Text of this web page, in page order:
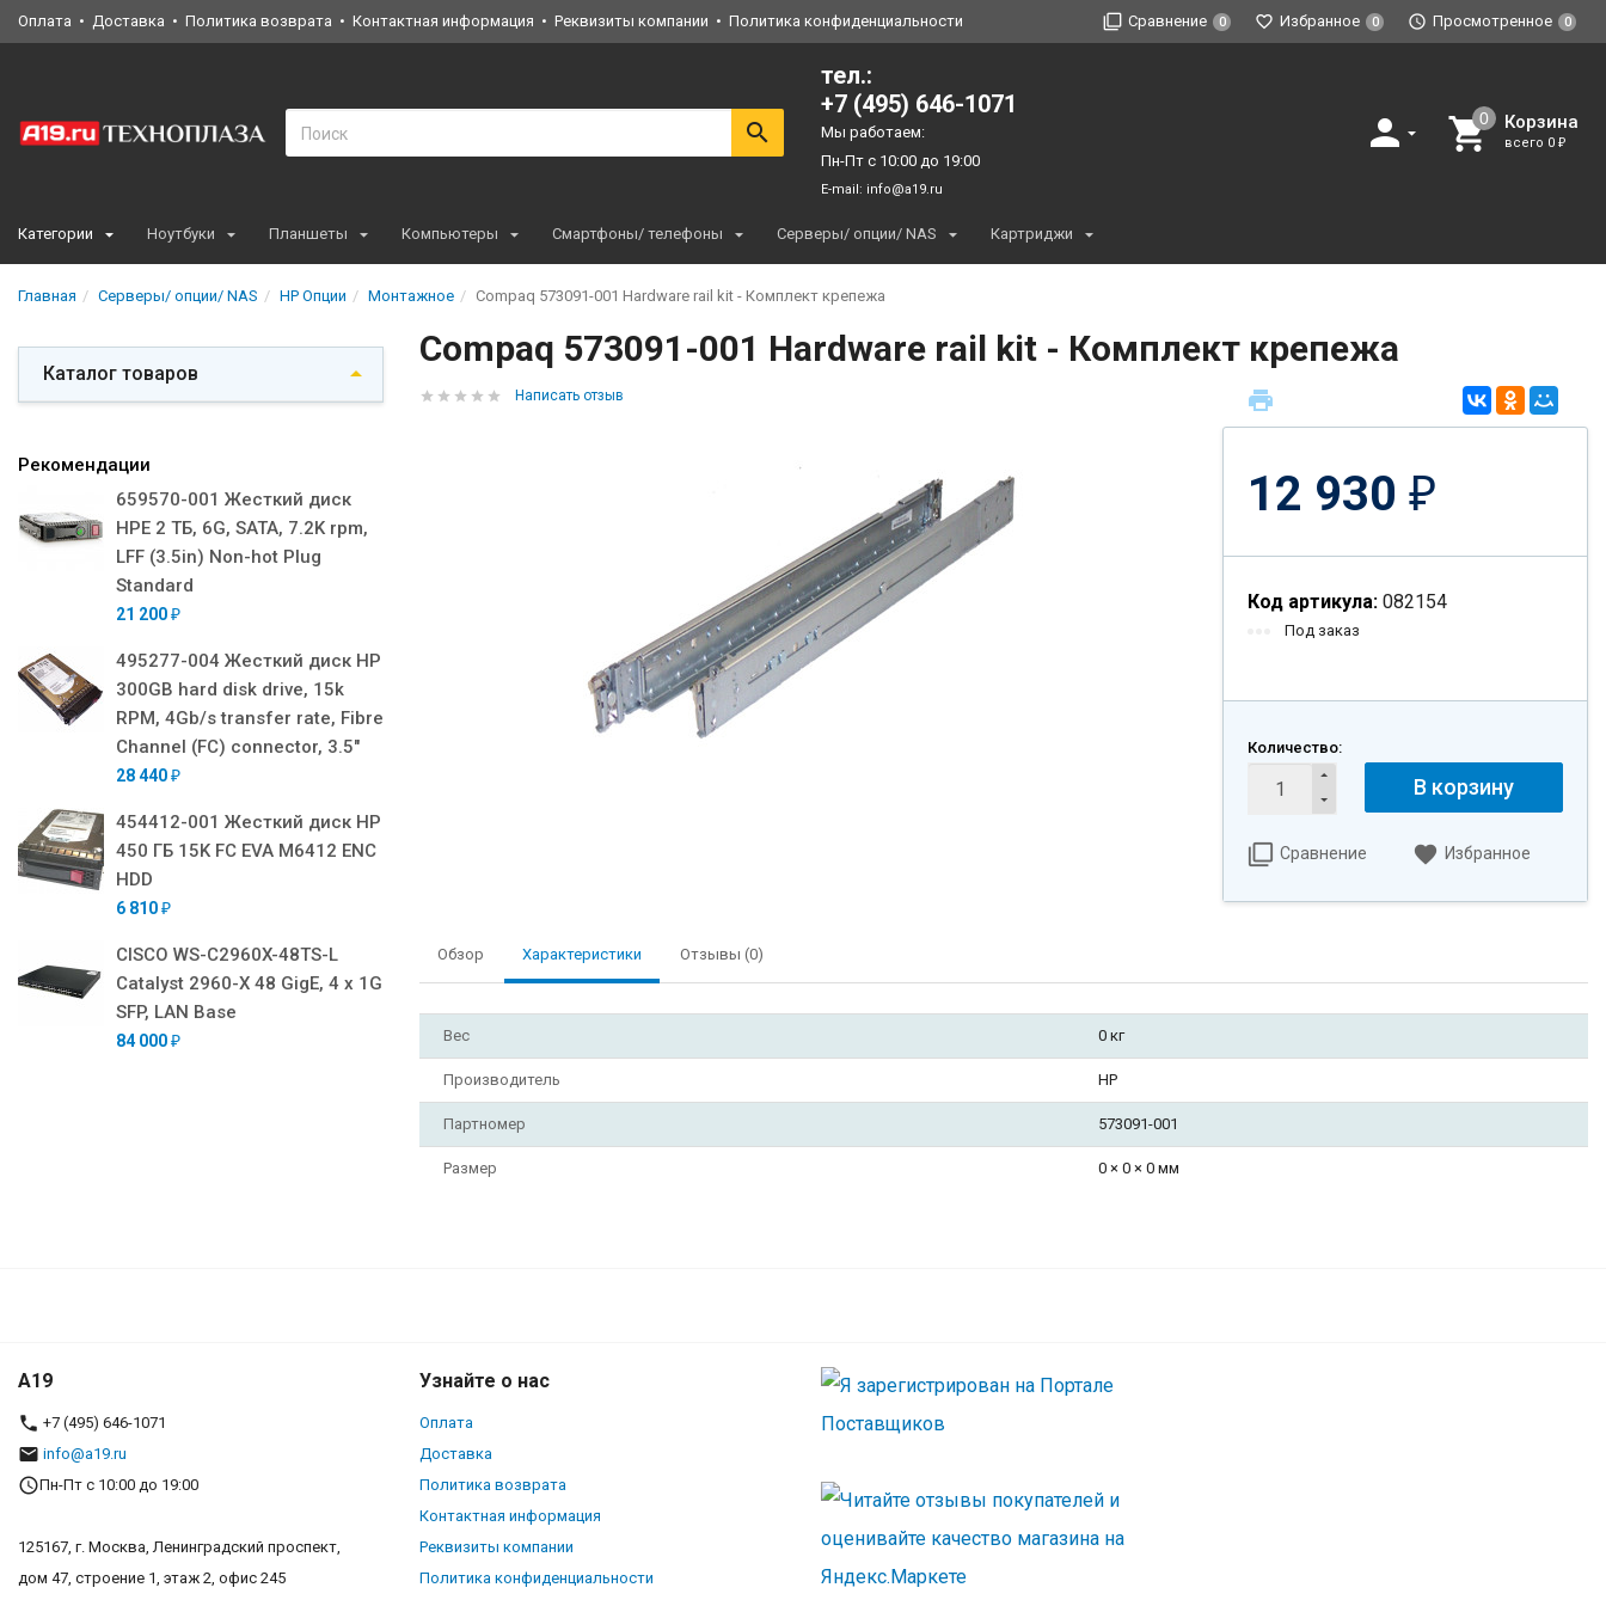
Оплата Доставка Политика возврата Контактная информация Реквизиты компании Политика конфиденциальности Сравнение 0 Избранное 0 Просмотренное 0
тел.:
+7 (495) 646-1071
Мы работаем:
Пн-Пт с 10:00 до 19:00
E-mail: info@a19.ru
Корзина
всего 0 ₽
Категории Ноутбуки Планшеты Компьютеры Смартфоны/ телефоны Серверы/ опции/ NAS Картриджи
Главная Серверы/ опции/ NAS HP Опции Монтажное Compaq 573091-001 Hardware rail kit - Комплект крепежа
Каталог товаров
Рекомендации
659570-001 Жесткий диск
HPE 2 ТБ, 6G, SATA, 7.2K rpm,
LFF (3.5in) Non-hot Plug
Standard
21 200 ₽
495277-004 Жесткий диск HP
300GB hard disk drive, 15k
RPM, 4Gb/s transfer rate, Fibre
Channel (FC) connector, 3.5"
28 440 ₽
454412-001 Жесткий диск HP
450 ГБ 15K FC EVA M6412 ENC
HDD
6 810 ₽
CISCO WS-C2960X-48TS-L
Catalyst 2960-X 48 GigE, 4 x 1G
SFP, LAN Base
84 000 ₽
Compaq 573091-001 Hardware rail kit - Комплект крепежа
Написать отзыв
12 930 ₽
Код артикула: 082154
Под заказ
Количество:
В корзину
Сравнение Избранное
Обзор Характеристики Отзывы (0)
Вес 0 кг
Производитель HP
Партномер 573091-001
Размер 0 × 0 × 0 мм
A19
+7 (495) 646-1071
info@a19.ru
Пн-Пт с 10:00 до 19:00
125167, г. Москва, Ленинградский проспект,
дом 47, строение 1, этаж 2, офис 245
Узнайте о нас
Оплата
Доставка
Политика возврата
Контактная информация
Реквизиты компании
Политика конфиденциальности